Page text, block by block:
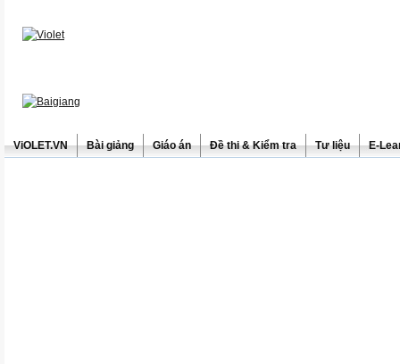
ViOLET.VN Bài giảng Giáo án Đề thi & Kiểm tra Tư liệu E-